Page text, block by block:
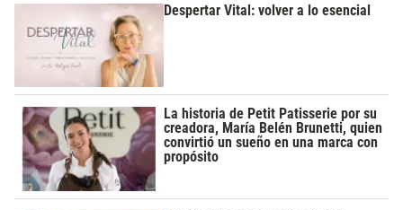
Despertar Vital: volver a lo esencial
La historia de Petit Patisserie por su
creadora, María Belén Brunetti, quien
convirtió un sueño en una marca con
propósito